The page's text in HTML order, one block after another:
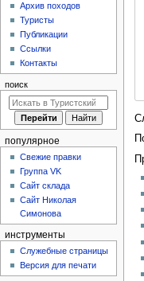
я
Архив походов
Туристы
Публикации
Ссылки
Контакты
поиск
популярное
Свежие правки
Группа VK
Сайт склада
Сайт Николая
Симонова
инструменты
Служебные страницы
Версия для печати